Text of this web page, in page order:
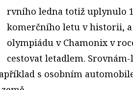
rvního ledna totiž uplynulo
komerčního letu v historii,
olympiádu v Chamonix v
cestovat letadlem.
s osobním